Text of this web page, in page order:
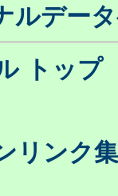
ルデー
トップ
リンク